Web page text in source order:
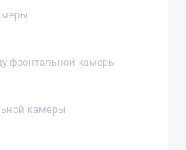
фронтальной камеры
камеры